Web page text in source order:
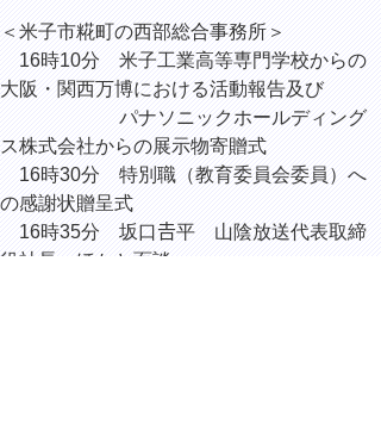
＜米子市糀町の西部総合事務所＞
16時10分 米子工業高等専門学校からの
大阪・関西万博における活動報告及び
パナソニックホールディング
ス株式会社からの展示物寄贈式
16時30分 特別職（教育委員会委員）へ
の感謝状贈呈式
16時35分 坂口𠮷平 山陰放送代表取締
役社長 ほかと面談